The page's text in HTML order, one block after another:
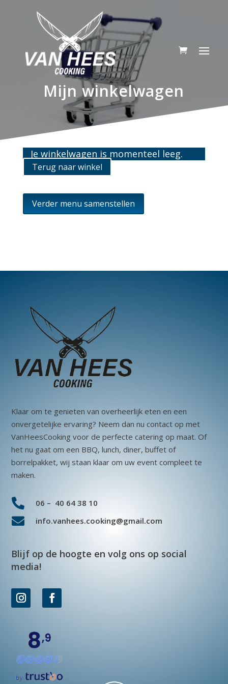
Mijn winkelwagen
Je winkelwagen is momenteel leeg.
Terug naar winkel
Verder menu samenstellen
Klaar om te genieten van overheerlijk eten en een
onvergetelijke ervaring? Neem dan nu contact op met
VanHeesCooking voor de perfecte catering op maat. Of
het nu gaat om een BBQ, lunch, diner, buffet of
borrelpakket, wij staan klaar om uw event compleet te
maken.
 06 – 40 64 38 10
 info.vanhees.cooking@gmail.com
Blijf op de hoogte en volg ons op social
media!